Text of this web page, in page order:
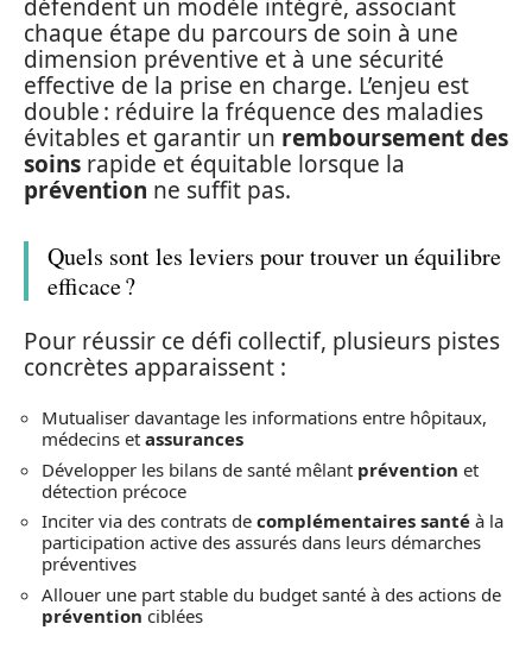
défendent un modèle intégré, associant
chaque étape du parcours de soin à une
dimension préventive et à une sécurité
effective de la prise en charge. L’enjeu est
double : réduire la fréquence des maladies
évitables et garantir un remboursement des
soins rapide et équitable lorsque la
prévention ne suffit pas.
Quels sont les leviers pour trouver un équilibre
efficace ?
Pour réussir ce défi collectif, plusieurs pistes
concrètes apparaissent :
Mutualiser davantage les informations entre hôpitaux,
médecins et assurances
Développer les bilans de santé mêlant prévention et
détection précoce
Inciter via des contrats de complémentaires santé à la
participation active des assurés dans leurs démarches
préventives
Allouer une part stable du budget santé à des actions de
prévention ciblées